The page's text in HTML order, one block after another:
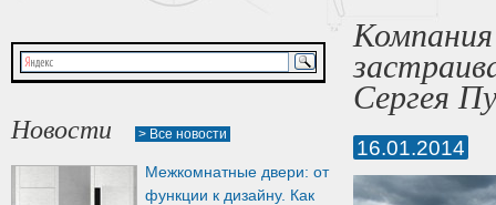
Уплотнитель для деревянных окон
Артикул:УМ.БиК-0062.IV.б
Уплотнитель лоджиевый для (4, 5, 6 мм)
Уплотнитель для деревянных дверей
Артикул:
Новости > Все новости
Межкомнатные двери: от
функции к дизайну. Как
Сергея
16.01.2014